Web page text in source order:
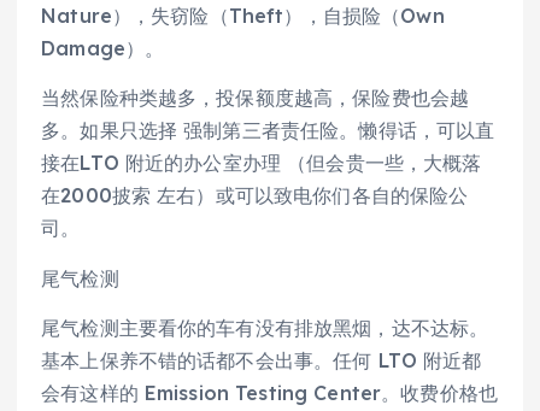
Nature），失窃险（Theft），自损险（Own
Damage）。
当然保险种类越多，投保额度越高，保险费也会越
多。如果只选择 强制第三者责任险。懒得话，可以直
接在LTO 附近的办公室办理 （但会贵一些，大概落
在2000披索 左右）或可以致电你们各自的保险公
司。
尾气检测
尾气检测主要看你的车有没有排放黑烟，达不达标。
基本上保养不错的话都不会出事。任何 LTO 附近都
会有这样的 Emission Testing Center。收费价格也